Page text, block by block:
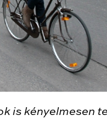
is kényelmesen